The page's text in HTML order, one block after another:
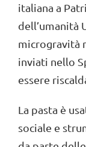
italiana a
dell’umanità
microgravità
inviati nello
essere
La pasta è
sociale e